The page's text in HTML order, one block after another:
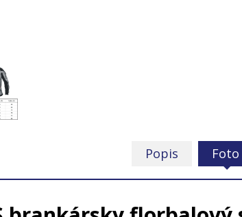
Popis Foto